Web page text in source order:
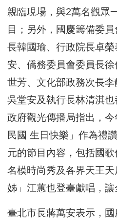
親臨現場，與2萬名觀眾
目；另外，國慶籌備委
長韓國瑜、行政院長卓
安、僑務委員會委員長
世芳、文化部政務次長
吳堂安及執行長林清淇
政府觀光傳播局指出，
民國 生日快樂」作為禮
元的節目內容，包括國歌
名模時尚秀及各界天王
姊」江蕙也登臺獻唱，讓
臺北市長蔣萬安表示，